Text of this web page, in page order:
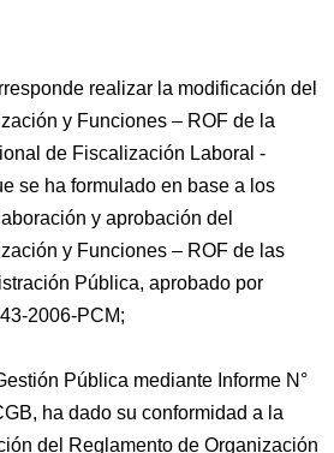
realizar la modificación del
y Funciones – ROF de la
de Fiscalización Laboral -
se ha formulado en base a los
y aprobación del
y Funciones – ROF de las
Pública, aprobado por
2006-PCM;
Pública mediante Informe N°
ha dado su conformidad a la
del Reglamento de Organización